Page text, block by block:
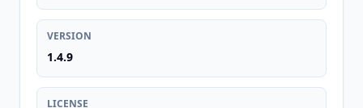
VERSION
1.4.9
LICENSE